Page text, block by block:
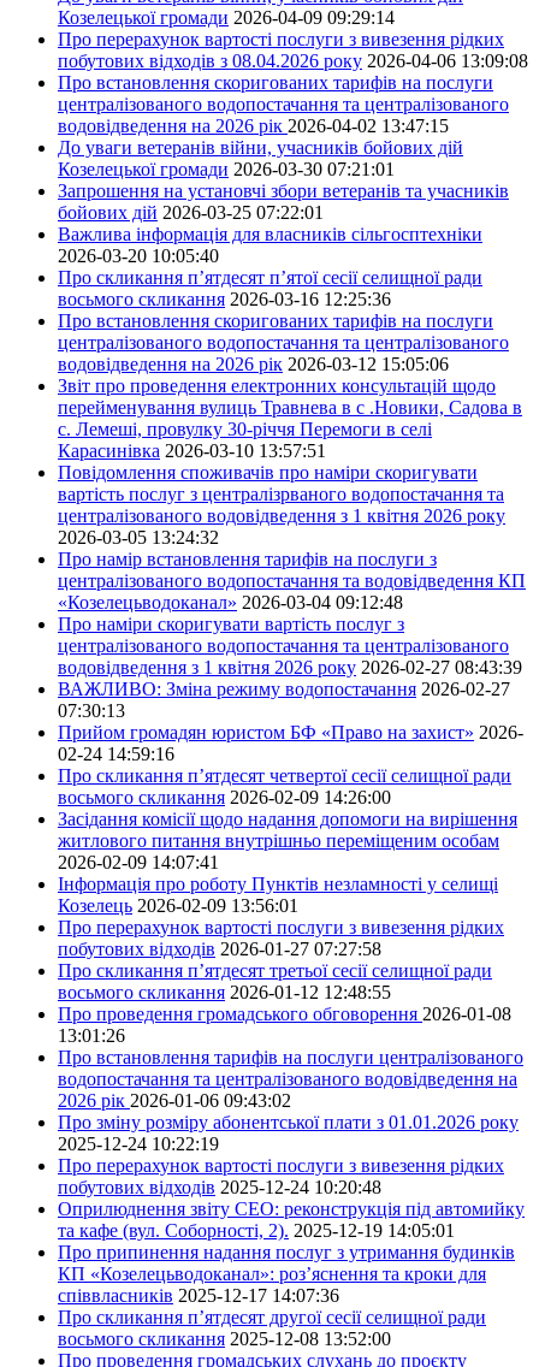
Козелецької громади 2026-04-09 09:29:14
Про перерахунок вартості послуги з вивезення рідких
побутових відходів з 08.04.2026 року 2026-04-06 13:09:08
Про встановлення скоригованих тарифів на послуги
централізованого водопостачання та централізованого
водовідведення на 2026 рік 2026-04-02 13:47:15
До уваги ветеранів війни, учасників бойових дій
Козелецької громади 2026-03-30 07:21:01
Запрошення на установчі збори ветеранів та учасників
бойових дій 2026-03-25 07:22:01
Важлива інформація для власників сільгосптехніки
2026-03-20 10:05:40
Про скликання п’ятдесят п’ятої сесії селищної ради
восьмого скликання 2026-03-16 12:25:36
Про встановлення скоригованих тарифів на послуги
централізованого водопостачання та централізованого
водовідведення на 2026 рік 2026-03-12 15:05:06
Звіт про проведення електронних консультацій щодо
перейменування вулиць Травнева в с .Новики, Садова в
с. Лемеші, провулку 30-річчя Перемоги в селі
Карасинівка 2026-03-10 13:57:51
Повідомлення споживачів про наміри скоригувати
вартість послуг з централізрваного водопостачання та
централізованого водовідведення з 1 квітня 2026 року
2026-03-05 13:24:32
Про намір встановлення тарифів на послуги з
централізованого водопостачання та водовідведення КП
«Козелецьводоканал» 2026-03-04 09:12:48
Про наміри скоригувати вартість послуг з
централізованого водопостачання та централізованого
водовідведення з 1 квітня 2026 року 2026-02-27 08:43:39
ВАЖЛИВО: Зміна режиму водопостачання 2026-02-27
07:30:13
Прийом громадян юристом БФ «Право на захист» 2026-
02-24 14:59:16
Про скликання п’ятдесят четвертої сесії селищної ради
восьмого скликання 2026-02-09 14:26:00
Засідання комісії щодо надання допомоги на вирішення
житлового питання внутрішньо переміщеним особам
2026-02-09 14:07:41
Інформація про роботу Пунктів незламності у селищі
Козелець 2026-02-09 13:56:01
Про перерахунок вартості послуги з вивезення рідких
побутових відходів 2026-01-27 07:27:58
Про скликання п’ятдесят третьої сесії селищної ради
восьмого скликання 2026-01-12 12:48:55
Про проведення громадського обговорення 2026-01-08
13:01:26
Про встановлення тарифів на послуги централізованого
водопостачання та централізованого водовідведення на
2026 рік 2026-01-06 09:43:02
Про зміну розміру абонентської плати з 01.01.2026 року
2025-12-24 10:22:19
Про перерахунок вартості послуги з вивезення рідких
побутових відходів 2025-12-24 10:20:48
Оприлюднення звіту СЕО: реконструкція під автомийку
та кафе (вул. Соборності, 2). 2025-12-19 14:05:01
Про припинення надання послуг з утримання будинків
КП «Козелецьводоканал»: роз’яснення та кроки для
співвласників 2025-12-17 14:07:36
Про скликання п’ятдесят другої сесії селищної ради
восьмого скликання 2025-12-08 13:52:00
Про проведення громадських слухань до проєкту